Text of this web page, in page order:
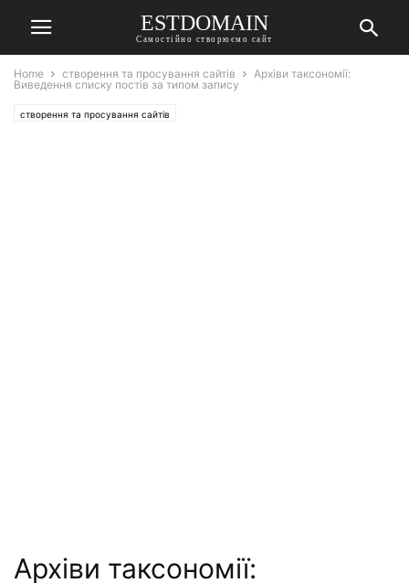
ESTDOMAIN
Самостійно створюємо сайт
Home створення та просування сайтів
Архіви таксономії:
Виведення списку постів за типом запису
створення та просування сайтів
Архіви таксономії: